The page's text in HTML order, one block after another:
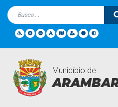
Município de
Contratações